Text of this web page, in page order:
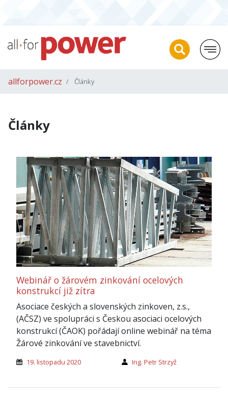
allforpower.cz Články
Články
Webinář o žárovém zinkování ocelových
konstrukcí již zítra
Asociace českých a slovenských zinkoven, z.s.,
(AČSZ) ve spolupráci s Českou asociaci ocelových
konstrukcí (ČAOK) pořádají online webinář na téma
Žárové zinkování ve stavebnictví.
19. listopadu 2020 Ing. Petr Strzyž